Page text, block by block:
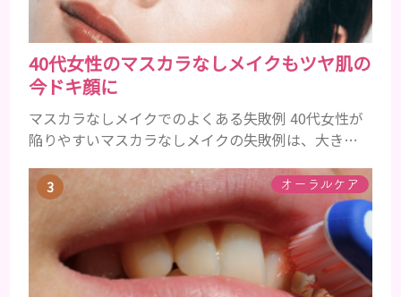
40代女性のマスカラなしメイクもツヤ肌の
今ドキ顔に
マスカラなしメイクでのよくある失敗例 40代女性が
陥りやすいマスカラなしメイクの失敗例は、大きく
やけて見える ②アイシャドウやアイラインで濃くな
りがち ③ファンデーションの粗が目立ち、老けて見
える ①アイメイクにメリハリがなくぼやけて見える
いつものメイクにただマスカラを除いただけでは、
メリハリがなく腑抜けた印象になり、目元が引き締ま
らず、ぼやけて見...
オーラルケア